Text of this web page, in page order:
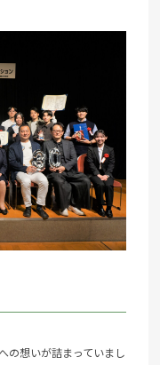
の想いが詰まっていまし